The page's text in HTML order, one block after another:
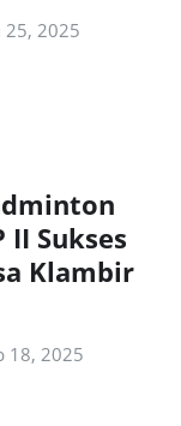
25, 2025
Sukses
Klambir
18, 2025